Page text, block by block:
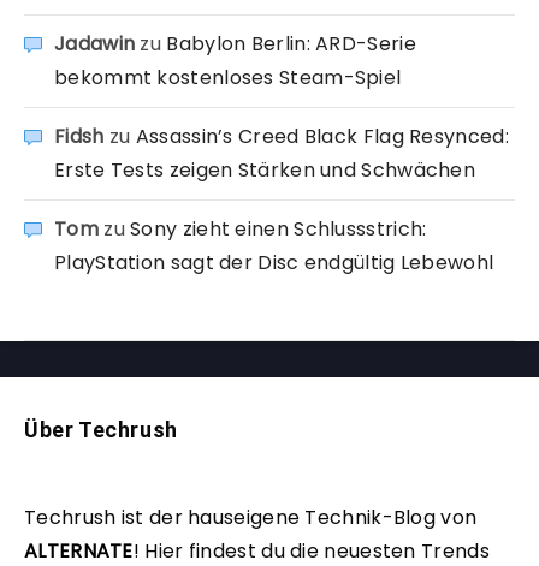
Jadawin zu Babylon Berlin: ARD-Serie
bekommt kostenloses Steam-Spiel
Fidsh zu Assassin’s Creed Black Flag Resynced:
Erste Tests zeigen Stärken und Schwächen
TomzuSony zieht einen Schlussstrich:
PlayStation sagt der Disc endgültig Lebewohl
Über Techrush
Techrush ist der hauseigene Technik-Blog von
ALTERNATE! Hier findest du die neuesten Trends